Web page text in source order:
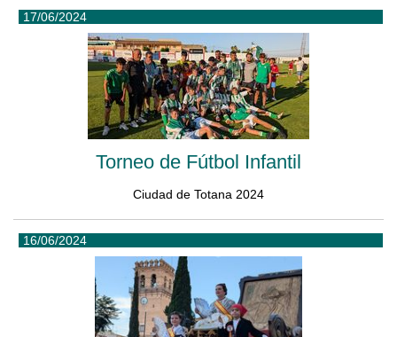
17/06/2024
Torneo de Fútbol Infantil
Ciudad de Totana 2024
16/06/2024